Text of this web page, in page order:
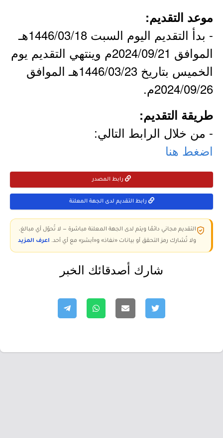
موعد التقديم:
- بدأ التقديم اليوم السبت 1446/03/18هـ
الموافق 2024/09/21م وينتهي التقديم يوم
الخميس بتاريخ 1446/03/23هـ الموافق
2024/09/26م.
طريقة التقديم:
- من خلال الرابط التالي:
اضغط هنا
رابط المصدر
رابط التقديم لدى الجهة المعلنة
التقديم مجاني دائمًا ويتم لدى الجهة المعلنة مباشرة — لا تُحوّل أي مبالغ،
ولا تُشارك رمز التحقق أو بيانات «نفاذ» و«أبشر» مع أي أحد. اعرف المزيد
شارك أصدقائك الخبر